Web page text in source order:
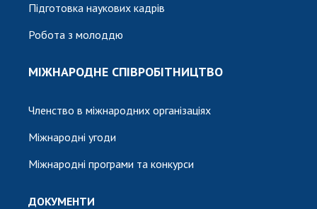
Підготовка наукових кадрів
Робота з молоддю
МІЖНАРОДНЕ СПІВРОБІТНИЦТВО
Членство в міжнародних організаціях
Міжнародні угоди
Міжнародні програми та конкурси
ДОКУМЕНТИ